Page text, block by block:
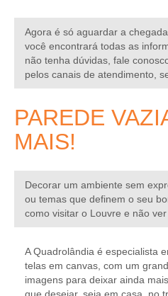
Agora é só aguardar a
você encontrará todas as
não tenha dúvidas, fale
pelos canais de atendimento,
PAREDE
MAIS!
Decorar um ambiente sem
ou temas que definem o seu
como visitar o Louvre e não ver
A Quadrolândia é especialista
telas em canvas, com um
imagens para deixar ainda